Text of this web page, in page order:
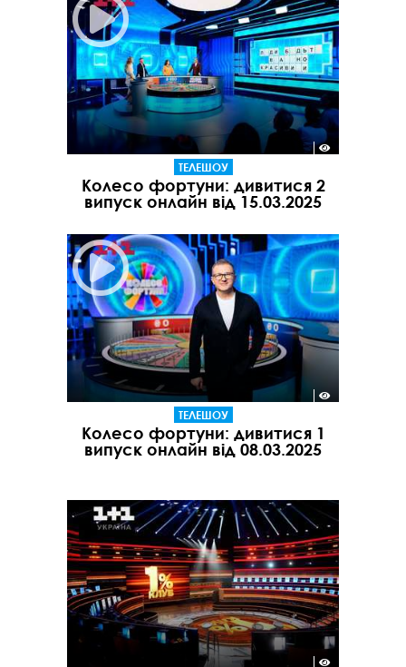
ТЕЛЕШОУ
Колесо фортуни: дивитися 2
випуск онлайн від 15.03.2025
ТЕЛЕШОУ
Колесо фортуни: дивитися 1
випуск онлайн від 08.03.2025